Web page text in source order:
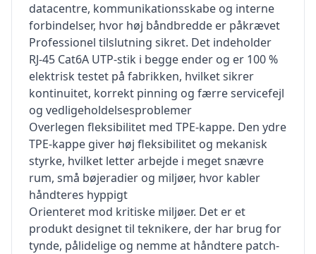
datacentre, kommunikationsskabe og interne
forbindelser, hvor høj båndbredde er påkrævet
Professionel tilslutning sikret. Det indeholder
RJ-45 Cat6A UTP-stik i begge ender og er 100 %
elektrisk testet på fabrikken, hvilket sikrer
kontinuitet, korrekt pinning og færre servicefejl
og vedligeholdelsesproblemer
Overlegen fleksibilitet med TPE-kappe. Den ydre
TPE-kappe giver høj fleksibilitet og mekanisk
styrke, hvilket letter arbejde i meget snævre
rum, små bøjeradier og miljøer, hvor kabler
håndteres hyppigt
Orienteret mod kritiske miljøer. Det er et
produkt designet til teknikere, der har brug for
tynde, pålidelige og nemme at håndtere patch-